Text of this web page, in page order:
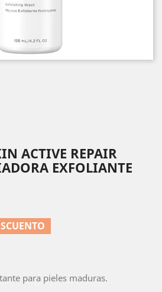
ACTIVE REPAIR
EXFOLIANTE
para pieles maduras.